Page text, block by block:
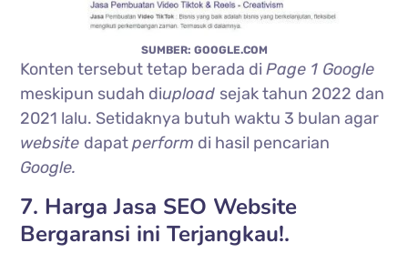
SUMBER: GOOGLE.COM
Konten tersebut tetap berada diPage 1 Google
meskipun sudah diupload sejak tahun 2022 dan
2021 lalu. Setidaknya butuh waktu 3 bulan agar
website dapatperform di hasil pencarian
Google.
7. Harga Jasa SEO Website
Bergaransi ini Terjangkau!.